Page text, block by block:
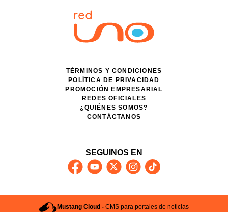
TÉRMINOS Y CONDICIONES
POLÍTICA DE PRIVACIDAD
PROMOCIÓN EMPRESARIAL
REDES OFICIALES
¿QUIÉNES SOMOS?
CONTÁCTANOS
SEGUINOS EN
Mustang Cloud -CMS para portales de noticias